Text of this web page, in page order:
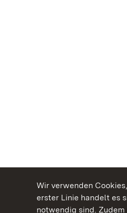
Wir verwenden
erster Linie handelt es
notwendig sind.